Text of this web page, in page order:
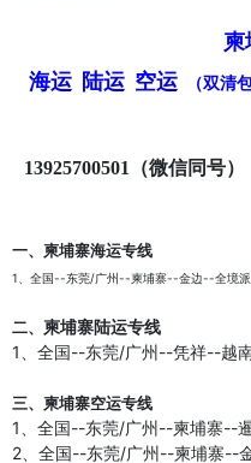
柬
海运 陆运 空运 （双清
13925700501（微信同号）
一、 柬埔寨海运专线
1、全国--东莞/广州--柬埔寨--金边--全境派
二、 柬埔寨陆运专线
1、全国--东莞/广州--凭祥--越
三、柬埔寨空运专线
1、全国--东莞/广州--柬埔寨--
2、全国--东莞/广州--柬埔寨--